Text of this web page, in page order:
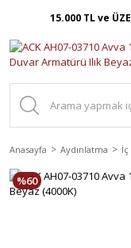
15.000 TL ve
Anasayfa Aydınlatma
%60